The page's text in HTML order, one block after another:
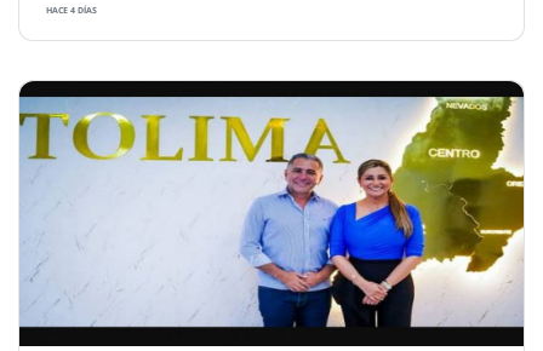
HACE 4 DÍAS